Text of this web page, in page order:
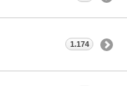
1.174